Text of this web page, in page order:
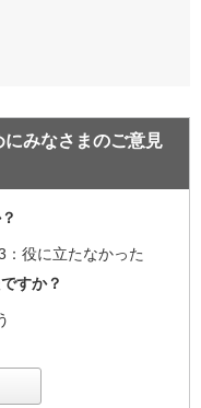
みなさまのご意見
：役に立たなかった
すか？